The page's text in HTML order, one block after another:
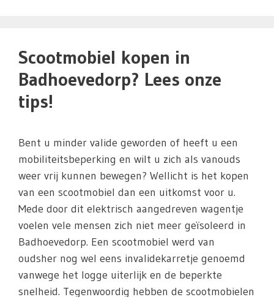
Scootmobiel kopen in
Badhoevedorp? Lees onze
tips!
Bent u minder valide geworden of heeft u een
mobiliteitsbeperking en wilt u zich als vanouds
weer vrij kunnen bewegen? Wellicht is het kopen
van een scootmobiel dan een uitkomst voor u.
Mede door dit elektrisch aangedreven wagentje
voelen vele mensen zich niet meer geïsoleerd in
Badhoevedorp. Een scootmobiel werd van
oudsher nog wel eens invalidekarretje genoemd
vanwege het logge uiterlijk en de beperkte
snelheid. Tegenwoordig hebben de scootmobielen